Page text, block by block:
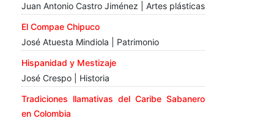
Juan Antonio Castro Jiménez | Artes plásticas
El Compae Chipuco
José Atuesta Mindiola | Patrimonio
Hispanidad y Mestizaje
José Crespo | Historia
Tradiciones llamativas del Caribe Sabanero
en Colombia